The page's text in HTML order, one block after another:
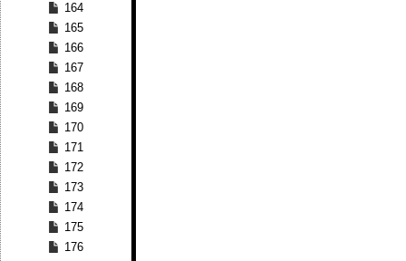
164
165
166
167
168
169
170
171
172
173
174
175
176